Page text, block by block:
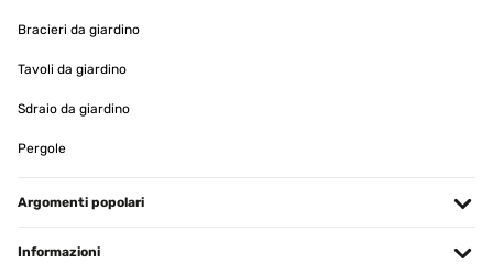
Bracieri da giardino
Tavoli da giardino
Sdraio da giardino
Pergole
Argomenti popolari
Informazioni